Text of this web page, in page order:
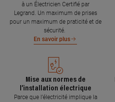
à un Électricien Certifié par
Legrand. Un maximum de prises
pour un maximum de praticité et de
sécurité.
En savoir plus
Mise aux normes de
l’installation électrique
Parce que l’électricité implique la